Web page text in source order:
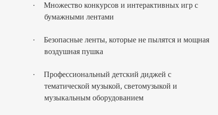
·
Множество конкурсов и интерактивных игр с
бумажными лентами
·
Безопасные ленты, которые не пылятся и мощная
воздушная пушка
·
Профессиональный детский диджей с
тематической музыкой, светомузыкой и
музыкальным оборудованием